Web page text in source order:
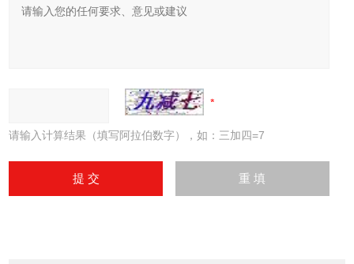
请输入计算结果（填写阿拉伯数字），如：三加四=7